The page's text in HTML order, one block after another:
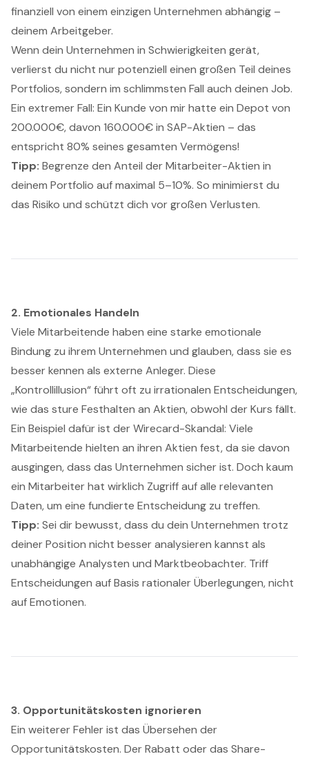
finanziell von einem einzigen Unternehmen abhängig –
deinem Arbeitgeber.
Wenn dein Unternehmen in Schwierigkeiten gerät,
verlierst du nicht nur potenziell einen großen Teil deines
Portfolios, sondern im schlimmsten Fall auch deinen Job.
Ein extremer Fall: Ein Kunde von mir hatte ein Depot von
200.000€, davon 160.000€ in SAP-Aktien – das
entspricht 80% seines gesamten Vermögens!
Tipp: Begrenze den Anteil der Mitarbeiter-Aktien in
deinem Portfolio auf maximal 5–10%. So minimierst du
das Risiko und schützt dich vor großen Verlusten.
2. Emotionales Handeln
Viele Mitarbeitende haben eine starke emotionale
Bindung zu ihrem Unternehmen und glauben, dass sie es
besser kennen als externe Anleger. Diese
„Kontrollillusion“ führt oft zu irrationalen Entscheidungen,
wie das sture Festhalten an Aktien, obwohl der Kurs fällt.
Ein Beispiel dafür ist der Wirecard-Skandal: Viele
Mitarbeitende hielten an ihren Aktien fest, da sie davon
ausgingen, dass das Unternehmen sicher ist. Doch kaum
ein Mitarbeiter hat wirklich Zugriff auf alle relevanten
Daten, um eine fundierte Entscheidung zu treffen.
Tipp: Sei dir bewusst, dass du dein Unternehmen trotz
deiner Position nicht besser analysieren kannst als
unabhängige Analysten und Marktbeobachter. Triff
Entscheidungen auf Basis rationaler Überlegungen, nicht
auf Emotionen.
3. Opportunitätskosten ignorieren
Ein weiterer Fehler ist das Übersehen der
Opportunitätskosten. Der Rabatt oder das Share-